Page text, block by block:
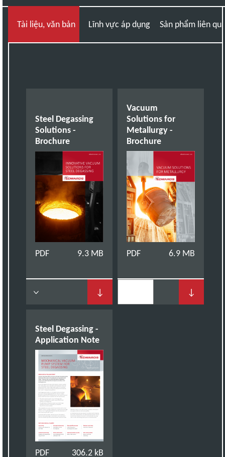
Tài liệu, văn bản Lĩnh vực áp dụng Sản phẩm liên
Steel Degassing
Solutions -
Brochure
PDF 9.3 MB
↓
Vacuum
Solutions for
Metallurgy -
Brochure
PDF 6.9 MB
↓
Steel Degassing -
Application Note
PDF 306.2 kB